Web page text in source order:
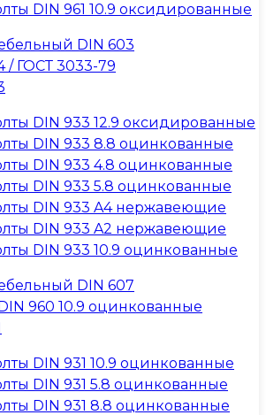
DIN 961 10.9 оксидированные
DIN 603
/ ГОСТ 3033-79
DIN 933 12.9 оксидированные
DIN 933 8.8 оцинкованные
DIN 933 4.8 оцинкованные
DIN 933 5.8 оцинкованные
DIN 933 A4 нержавеющие
DIN 933 A2 нержавеющие
DIN 933 10.9 оцинкованные
DIN 607
960 10.9 оцинкованные
DIN 931 10.9 оцинкованные
DIN 931 5.8 оцинкованные
DIN 931 8.8 оцинкованные